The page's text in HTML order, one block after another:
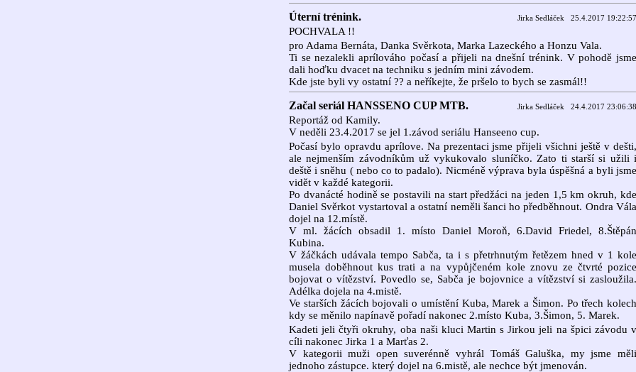
Úterní trénink. Jirka Sedláček 25.4.2017 19:22:57
POCHVALA !!
pro Adama Bernáta, Danka Svěrkota, Marka Lazeckého a Honzu Vala.
Ti se nezalekli aprílováho počasí a přijeli na dnešní trénink. V pohodě jsme
dali hoďku dvacet na techniku s jedním mini závodem.
Kde jste byli vy ostatní ?? a neříkejte, že pršelo to bych se zasmál!!
Začal seriál HANSSENO CUP MTB. Jirka Sedláček 24.4.2017 23:06:38
Reportáž od Kamily.
V neděli 23.4.2017 se jel 1.závod seriálu Hanseeno cup.
Počasí bylo opravdu aprílove. Na prezentaci jsme přijeli všichni ještě v dešti,
ale nejmenším závodníkům už vykukovalo sluníčko. Zato ti starší si užili i
deště i sněhu ( nebo co to padalo). Nicméně výprava byla úspěšná a byli jsme
vidět v každé kategorii.
Po dvanácté hodině se postavili na start předžáci na jeden 1,5 km okruh, kde
Daniel Svěrkot vystartoval a ostatní neměli šanci ho předběhnout. Ondra Vála
dojel na 12.místě.
V ml. žácích obsadil 1. místo Daniel Moroň, 6.David Friedel, 8.Štěpán
Kubina.
V žáčkách udávala tempo Sabča, ta i s přetrhnutým řetězem hned v 1 kole
musela doběhnout kus trati a na vypůjčeném kole znovu ze čtvrté pozice
bojovat o vítězství. Povedlo se, Sabča je bojovnice a vítězství si zasloužila.
Adélka dojela na 4.mistě.
Ve starších žácích bojovali o umístění Kuba, Marek a Šimon. Po třech kolech
kdy se měnilo napínavě pořadí nakonec 2.místo Kuba, 3.Šimon, 5. Marek.
Kadeti jeli čtyři okruhy, oba naši kluci Martin s Jirkou jeli na špici závodu v
cíli nakonec Jirka 1 a Marťas 2.
V kategorii muži open suverénně vyhrál Tomáš Galuška, my jsme měli
jednoho zástupce. který dojel na 6.mistě, ale nechce být jmenován.